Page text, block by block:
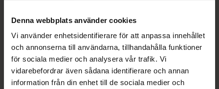
Denna webbplats använder cookies
Vi använder enhetsidentifierare för att anpassa innehållet
och annonserna till användarna, tillhandahålla funktioner
för sociala medier och analysera vår trafik. Vi
vidarebefordrar även sådana identifierare och annan
information från din enhet till de sociala medier och
Beskrivning Dölj
Läs alltid bipacksedeln innan
användning.